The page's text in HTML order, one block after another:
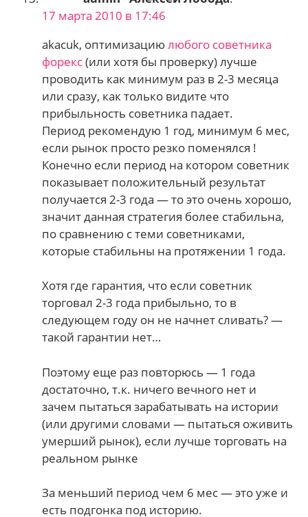
17 марта 2010 в 17:46
akacuk, оптимизациюлюбого советника
форекс(или хотя бы проверку) лучше
проводить как минимум раз в 2-3 месяца
или сразу, как только видите что
прибыльность советника падает.
Период рекомендую 1 год, минимум 6 мес,
если рынок просто резко поменялся !
Конечно если период на котором советник
показывает положительный результат
получается 2-3 года — то это очень хорошо,
значит данная стратегия более стабильна,
по сравнению с теми советниками,
которые стабильны на протяжении 1 года.
Хотя где гарантия, что если советник
торговал 2-3 года прибыльно, то в
следующем году он не начнет сливать? —
такой гарантии нет…
Поэтому еще раз повторюсь — 1 года
достаточно, т.к. ничего вечного нет и
зачем пытаться зарабатывать на истории
(или другими словами — пытаться оживить
умерший рынок), если лучше торговать на
реальном рынке
За меньший период чем 6 мес — это уже и
есть подгонка под историю.